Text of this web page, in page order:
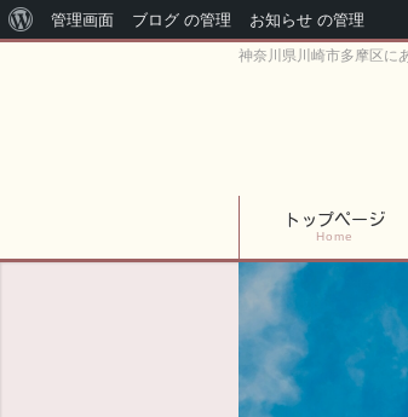
神奈川県川崎市多摩区に
トップページ
Home
WordPress
管理画面 ブログ の管理 お知らせ の管理